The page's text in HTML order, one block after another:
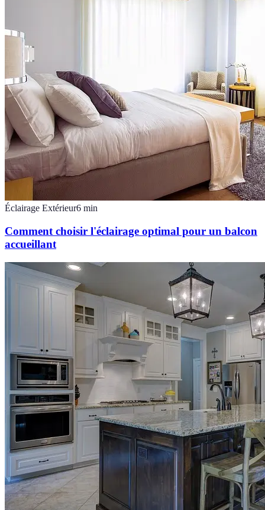
Éclairage Extérieur6 min
Comment choisir l'éclairage optimal pour un balcon
accueillant